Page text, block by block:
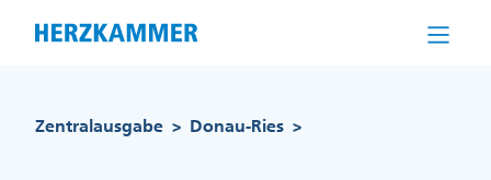
Zentralausgabe > Donau-Ries >